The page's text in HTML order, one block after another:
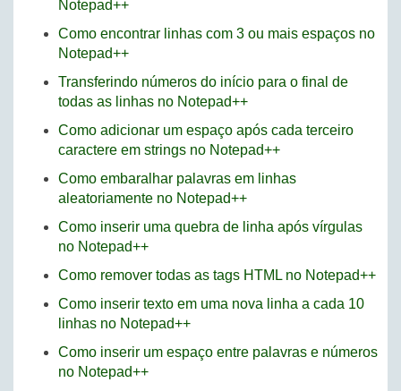
Notepad++
Como encontrar linhas com 3 ou mais espaços no
Notepad++
Transferindo números do início para o final de
todas as linhas no Notepad++
Como adicionar um espaço após cada terceiro
caractere em strings no Notepad++
Como embaralhar palavras em linhas
aleatoriamente no Notepad++
Como inserir uma quebra de linha após vírgulas
no Notepad++
Como remover todas as tags HTML no Notepad++
Como inserir texto em uma nova linha a cada 10
linhas no Notepad++
Como inserir um espaço entre palavras e números
no Notepad++